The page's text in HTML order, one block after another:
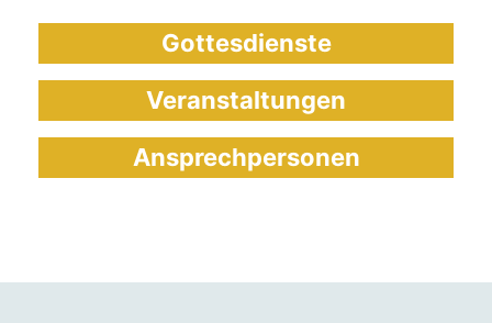
Gottesdienste
Veranstaltungen
Ansprechpersonen